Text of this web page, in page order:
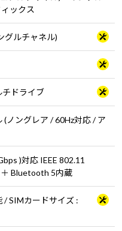
ックス
グルチャネル)
ドライブ
(ノングレア / 60Hz対応 / ア
)対応 IEEE 802.11
Bluetooth 5内蔵
/ SIMカードサイズ :